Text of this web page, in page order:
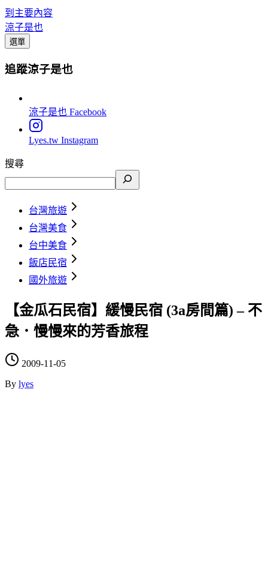
到主要內容
涼子是也
選單
追蹤涼子是也
涼子是也 Facebook
Lyes.tw Instagram
搜尋
台灣旅遊
台灣美食
台中美食
飯店民宿
國外旅遊
【金瓜石民宿】緩慢民宿 (3a房間篇) – 不
急．慢慢來的芳香旅程
2009-11-05
By lyes